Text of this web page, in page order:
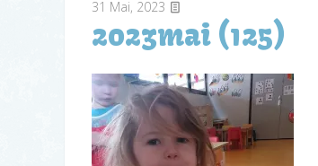
31 Mai, 2023
2023mai (125)